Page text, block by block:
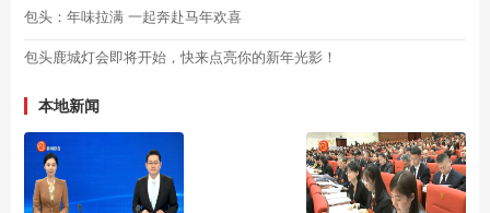
包头：年味拉满 一起奔赴马年欢喜
包头鹿城灯会即将开始，快来点亮你的新年光影！
本地新闻